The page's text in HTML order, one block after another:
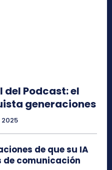
del Podcast: el
generaciones
2025
de que su IA
comunicación